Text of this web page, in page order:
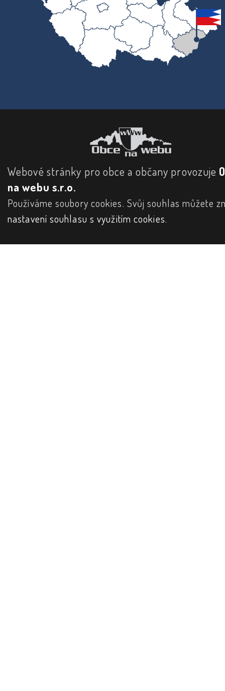
Webové stránky pro obce a občany provozuje
na webu s.r.o.
Používáme soubory cookies. Svůj souhlas můžete
nastavení souhlasu s využitím cookies.